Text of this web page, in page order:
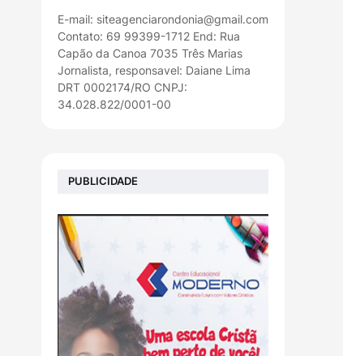
E-mail: siteagenciarondonia@gmail.com
Contato: 69 99399-1712 End: Rua
Capão da Canoa 7035 Três Marias
Jornalista, responsavel: Daiane Lima
DRT 0002174/RO CNPJ:
34.028.822/0001-00
PUBLICIDADE